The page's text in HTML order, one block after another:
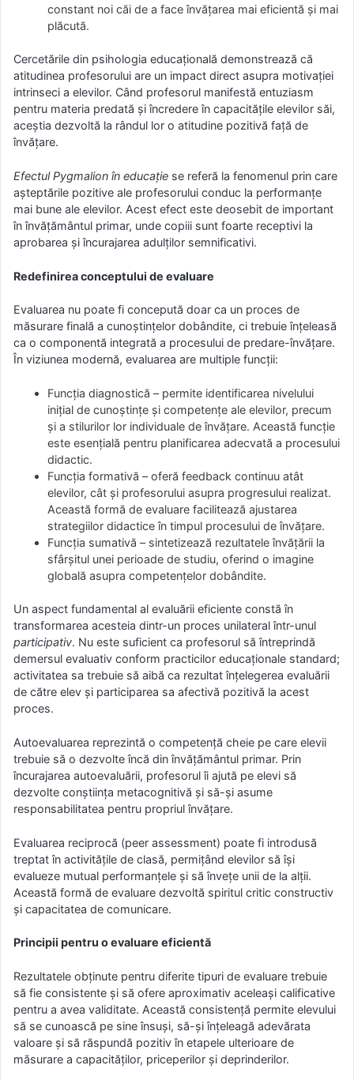
constant noi căi de a face învățarea mai eficientă și mai
plăcută.
Cercetările din psihologia educațională demonstrează că
atitudinea profesorului are un impact direct asupra motivației
intrinseci a elevilor. Când profesorul manifestă entuziasm
pentru materia predată și încredere în capacitățile elevilor săi,
aceștia dezvoltă la rândul lor o atitudine pozitivă față de
învățare.
Efectul Pygmalion în educație se referă la fenomenul prin care
așteptările pozitive ale profesorului conduc la performanțe
mai bune ale elevilor. Acest efect este deosebit de important
în învățământul primar, unde copiii sunt foarte receptivi la
aprobarea și încurajarea adulților semnificativi.
Redefinirea conceptului de evaluare
Evaluarea nu poate fi concepută doar ca un proces de
măsurare finală a cunoștințelor dobândite, ci trebuie înțeleasă
ca o componentă integrată a procesului de predare-învățare.
În viziunea modernă, evaluarea are multiple funcții:
Funcția diagnostică – permite identificarea nivelului
inițial de cunoștințe și competențe ale elevilor, precum
și a stilurilor lor individuale de învățare. Această funcție
este esențială pentru planificarea adecvată a procesului
didactic.
Funcția formativă – oferă feedback continuu atât
elevilor, cât și profesorului asupra progresului realizat.
Această formă de evaluare facilitează ajustarea
strategiilor didactice în timpul procesului de învățare.
Funcția sumativă – sintetizează rezultatele învățării la
sfârșitul unei perioade de studiu, oferind o imagine
globală asupra competențelor dobândite.
Un aspect fundamental al evaluării eficiente constă în
transformarea acesteia dintr-un proces unilateral într-unul
participativ. Nu este suficient ca profesorul să întreprindă
demersul evaluativ conform practicilor educaționale standard;
activitatea sa trebuie să aibă ca rezultat înțelegerea evaluării
de către elev și participarea sa afectivă pozitivă la acest
proces.
Autoevaluarea reprezintă o competență cheie pe care elevii
trebuie să o dezvolte încă din învățământul primar. Prin
încurajarea autoevaluării, profesorul îi ajută pe elevi să
dezvolte conștiința metacognitivă și să-și asume
responsabilitatea pentru propriul învățare.
Evaluarea reciprocă (peer assessment) poate fi introdusă
treptat în activitățile de clasă, permițând elevilor să își
evalueze mutual performanțele și să învețe unii de la alții.
Această formă de evaluare dezvoltă spiritul critic constructiv
și capacitatea de comunicare.
Principii pentru o evaluare eficientă
Rezultatele obținute pentru diferite tipuri de evaluare trebuie
să fie consistente și să ofere aproximativ aceleași calificative
pentru a avea validitate. Această consistență permite elevului
să se cunoască pe sine însuși, să-și înțeleagă adevărata
valoare și să răspundă pozitiv în etapele ulterioare de
măsurare a capacităților, priceperilor și deprinderilor.